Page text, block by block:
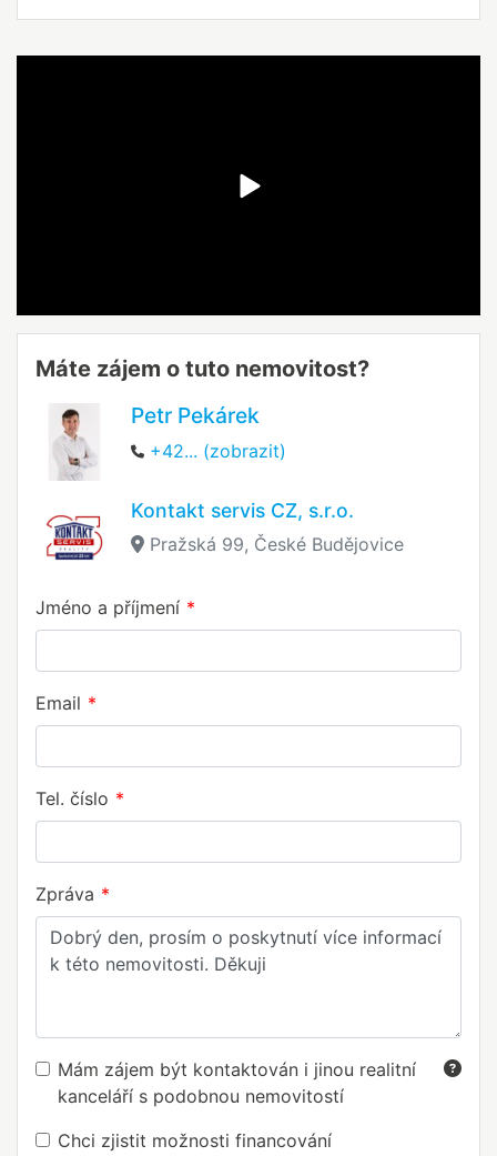
Máte zájem o tuto nemovitost?
Petr Pekárek
+42... (zobrazit)
Kontakt servis CZ, s.r.o.
Pražská 99, České Budějovice
Jméno a příjmení
Email
Tel. číslo
Zpráva
Mám zájem být kontaktován i jinou realitní
kanceláří s podobnou nemovitostí
Chci zjistit možnosti financování